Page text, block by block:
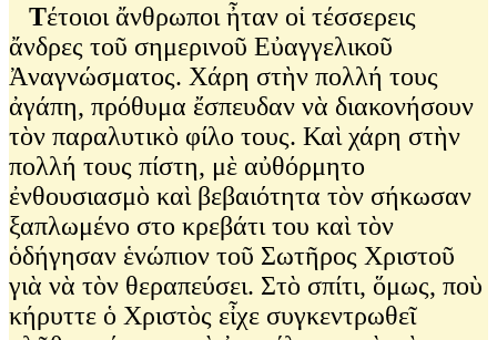
Τέτοιοι ἄνθρωποι ἦταν οἱ τέσσερεις
ἄνδρες τοῦ σημερινοῦ Εὐαγγελικοῦ
Ἀναγνώσματος. Χάρη στὴν πολλή τους
ἀγάπη, πρόθυμα ἔσπευδαν νὰ διακονήσουν
τὸν παραλυτικὸ φίλο τους. Καὶ χάρη στὴν
πολλή τους πίστη, μὲ αὐθόρμητο
ἐνθουσιασμὸ καὶ βεβαιότητα τὸν σήκωσαν
ξαπλωμένο στο κρεβάτι του καὶ τὸν
ὁδήγησαν ἑνώπιον τοῦ Σωτῆρος Χριστοῦ
γιὰ νὰ τὸν θεραπεύσει. Στὸ σπίτι, ὅμως, ποὺ
κήρυττε ὁ Χριστὸς εἶχε συγκεντρωθεῖ